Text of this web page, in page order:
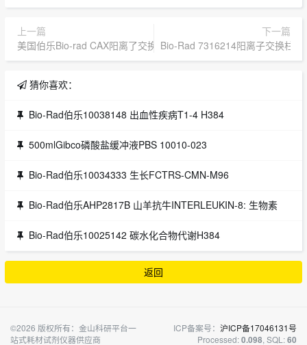
上一篇
美国伯乐Bio-rad CAX阳离了交换柱 总代理AG50W-X8 货号7316214
下一篇
Bio-Rad 7316214阳离子交换柱/
猜你喜欢：
Bio-Rad伯乐10038148 出血性疾病T1-4 H384
500mlGibco磷酸盐缓冲液PBS 10010-023
Bio-Rad伯乐10034333 生长FCTRS-CMN-M96
Bio-Rad伯乐AHP2817B 山羊抗牛INTERLEUKIN-8: 生物素
Bio-Rad伯乐10025142 碳水化合物代谢H384
返回
©2026 版权所有：金山科研平台一
站式耗材试剂仪器供应商
ICP备案号： 沪ICP备17046131号
Processed:0.098, SQL:60